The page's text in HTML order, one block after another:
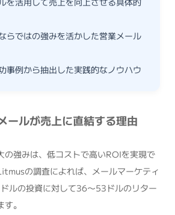
らではの強みを活かした営業メール
事例から抽出した実践的なノウハウ
ールが売上に直結する理由
の強みは、低コストで高いROIを実現で
の調査によれば、メールマーケティ
ルの投資に対して36〜53ドルのリター
。